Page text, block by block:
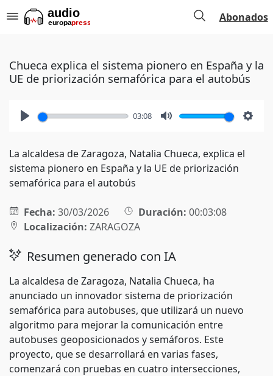
Abonados
Chueca explica el sistema pionero en España y la
UE de priorización semafórica para el autobús
03:08
La alcaldesa de Zaragoza, Natalia Chueca, explica el
sistema pionero en España y la UE de priorización
semafórica para el autobús
Fecha: 30/03/2026 Duración: 00:03:08
Localización: ZARAGOZA
Resumen generado con IA
La alcaldesa de Zaragoza, Natalia Chueca, ha
anunciado un innovador sistema de priorización
semafórica para autobuses, que utilizará un nuevo
algoritmo para mejorar la comunicación entre
autobuses geoposicionados y semáforos. Este
proyecto, que se desarrollará en varias fases,
comenzará con pruebas en cuatro intersecciones,